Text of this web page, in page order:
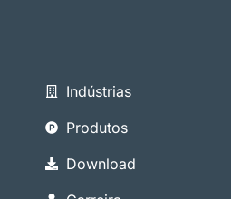
Indústrias
Produtos
Download